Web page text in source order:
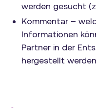
werden gesucht
Kommentar –
Informationen
Partner in der
hergestellt